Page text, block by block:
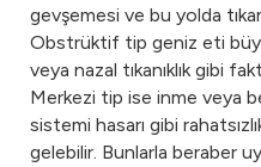
gevşemesi ve bu yolda
Obstrüktif tip geniz eti
veya nazal tıkanıklık gibi
Merkezi tip ise inme veya
sistemi hasarı gibi
gelebilir. Bunlarla beraber